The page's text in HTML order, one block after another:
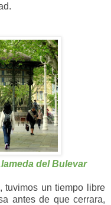
del Bulevar
tuvimos un tiempo libre
antes de que cerrara,